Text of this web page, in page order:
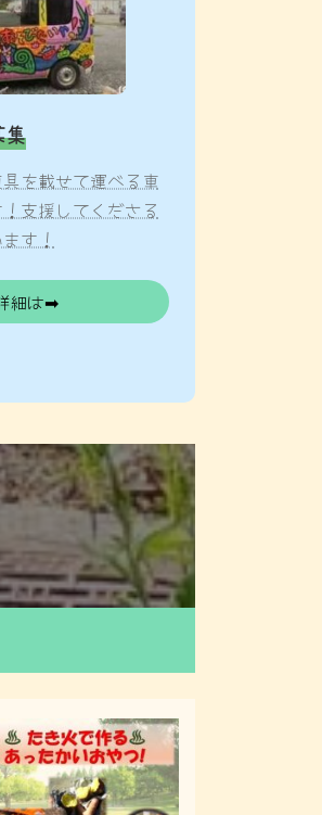
を載せて運べる車
支援してくださる
す！
細は➡